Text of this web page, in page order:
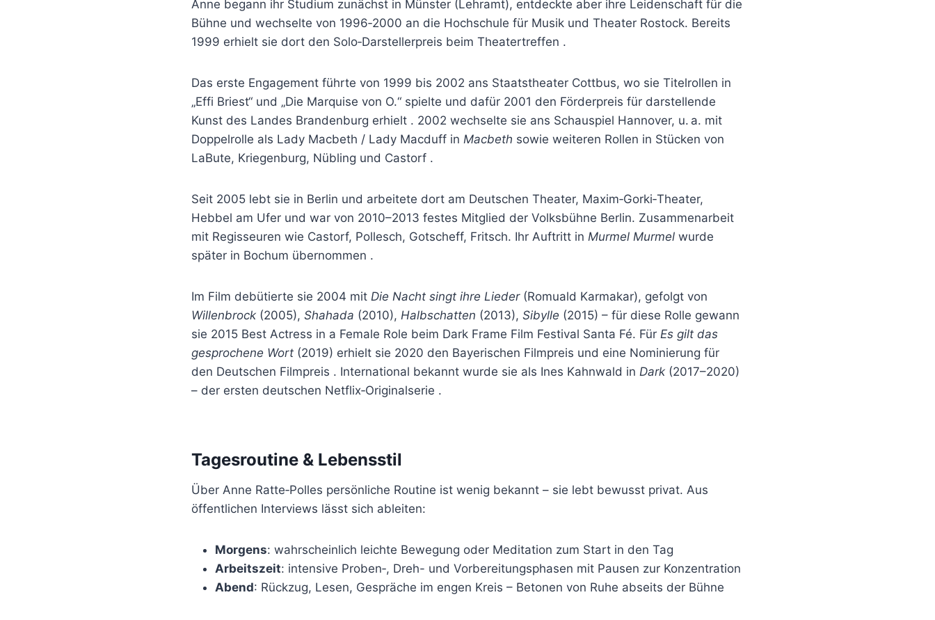
Anne begann ihr Studium zunächst in Münster (Lehramt), entdeckte aber ihre Leidenschaft für die
Bühne und wechselte von 1996‑2000 an die Hochschule für Musik und Theater Rostock. Bereits
1999 erhielt sie dort den Solo‑Darstellerpreis beim Theatertreffen .
Das erste Engagement führte von 1999 bis 2002 ans Staatstheater Cottbus, wo sie Titelrollen in
„Effi Briest“ und „Die Marquise von O.“ spielte und dafür 2001 den Förderpreis für darstellende
Kunst des Landes Brandenburg erhielt . 2002 wechselte sie ans Schauspiel Hannover, u. a. mit
Doppelrolle als Lady Macbeth / Lady Macduff in Macbeth sowie weiteren Rollen in Stücken von
LaBute, Kriegenburg, Nübling und Castorf .
Seit 2005 lebt sie in Berlin und arbeitete dort am Deutschen Theater, Maxim‑Gorki‑Theater,
Hebbel am Ufer und war von 2010–2013 festes Mitglied der Volksbühne Berlin. Zusammenarbeit
mit Regisseuren wie Castorf, Pollesch, Gotscheff, Fritsch. Ihr Auftritt in Murmel Murmel wurde
später in Bochum übernommen .
Im Film debütierte sie 2004 mit Die Nacht singt ihre Lieder(Romuald Karmakar), gefolgt von
Willenbrock (2005), Shahada (2010), Halbschatten (2013), Sibylle (2015) – für diese Rolle gewann
sie 2015 Best Actress in a Female Role beim Dark Frame Film Festival Santa Fé. Für Es gilt das
gesprochene Wort (2019) erhielt sie 2020 den Bayerischen Filmpreis und eine Nominierung für
den Deutschen Filmpreis . International bekannt wurde sie als Ines Kahnwald in Dark (2017–2020)
– der ersten deutschen Netflix‑Originalserie .
Tagesroutine & Lebensstil
Über Anne Ratte‑Polles persönliche Routine ist wenig bekannt – sie lebt bewusst privat. Aus
öffentlichen Interviews lässt sich ableiten:
Morgens: wahrscheinlich leichte Bewegung oder Meditation zum Start in den Tag
Arbeitszeit: intensive Proben‑, Dreh- und Vorbereitungsphasen mit Pausen zur Konzentration
Abend: Rückzug, Lesen, Gespräche im engen Kreis – Betonen von Ruhe abseits der Bühne